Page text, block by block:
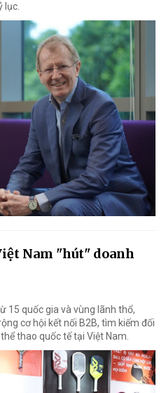
lục.
Nam "hút" doanh
15 quốc gia và vùng lãnh thổ,
cơ hội kết nối B2B, tìm kiếm đối
thao quốc tế tại Việt Nam.